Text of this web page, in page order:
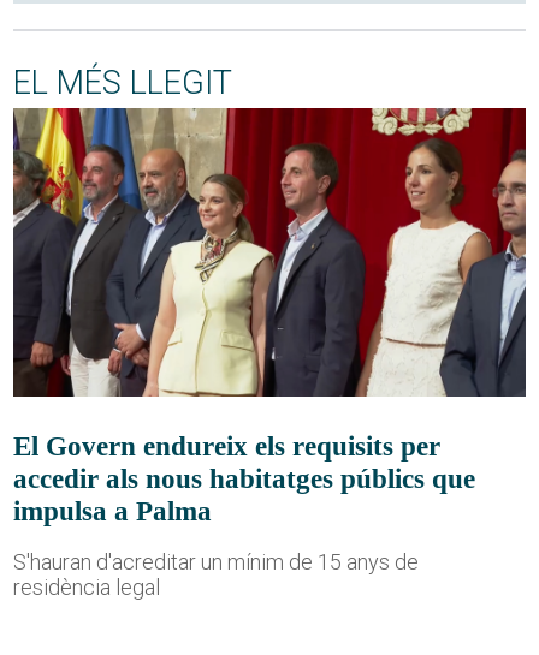
EL MÉS LLEGIT
El Govern endureix els requisits per
accedir als nous habitatges públics que
impulsa a Palma
S'hauran d'acreditar un mínim de 15 anys de
residència legal